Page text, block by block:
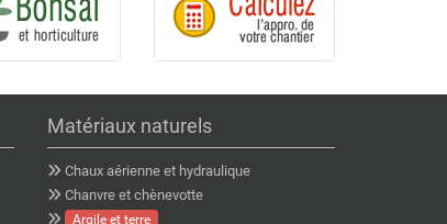
Matériaux naturels
Chaux aérienne et hydraulique
Chanvre et chènevotte
Argile et terre